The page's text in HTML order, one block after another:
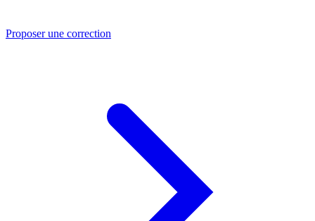
Proposer une correction